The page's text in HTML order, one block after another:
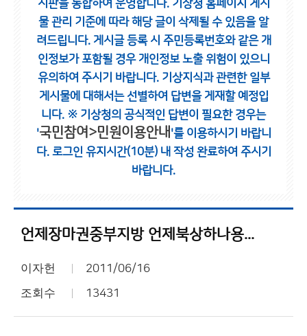
시판을 통합하여 운영합니다. 기상청 홈페이지 게시
물 관리 기준에 따라 해당 글이 삭제될 수 있음을 알
려드립니다. 게시글 등록 시 주민등록번호와 같은 개
인정보가 포함될 경우 개인정보 노출 위험이 있으니
유의하여 주시기 바랍니다. 기상지식과 관련한 일부
게시물에 대해서는 선별하여 답변을 게재할 예정입
니다. ※ 기상청의 공식적인 답변이 필요한 경우는
'국민참여>민원이용안내 '를 이용하시기 바랍니
다. 로그인 유지시간(10분) 내 작성 완료하여 주시기
바랍니다.
언제장마권중부지방 언제북상하나용...
이자헌 2011/06/16
조회수 13431